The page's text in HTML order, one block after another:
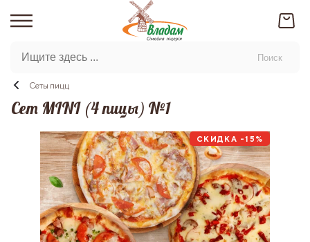
Поиск
Сеты пицц
Сет MINI (4 пицы) №1
СКИДКА -15%